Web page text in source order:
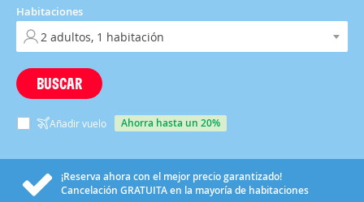
Habitaciones
BUSCAR
Añadir vuelo ahorra hasta un 20%
¡Reserva ahora con el mejor precio garantizado!
Cancelación GRATUITAen la mayoría de habitaciones